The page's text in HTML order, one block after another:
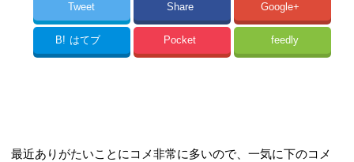
Tweet Share Google+
B! はてブ Pocket feedly
最近ありがたいことにコメ非常に多いので、一気に下のコメ